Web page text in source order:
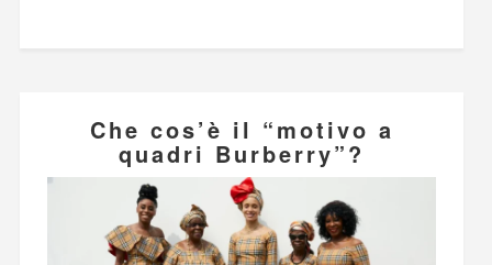
Che cos’è il “motivo a
quadri Burberry”?